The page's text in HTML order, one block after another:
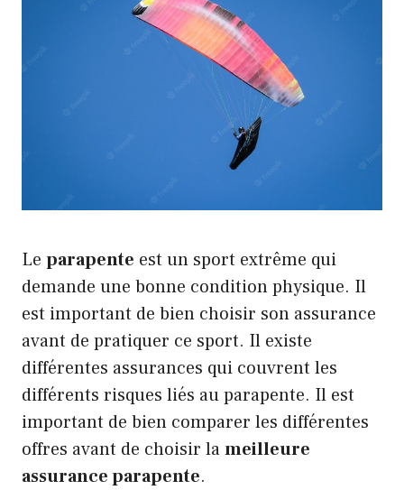
Le parapente est un sport extrême qui
demande une bonne condition physique. Il
est important de bien choisir son assurance
avant de pratiquer ce sport. Il existe
différentes assurances qui couvrent les
différents risques liés au parapente. Il est
important de bien comparer les différentes
offres avant de choisir lameilleure
assurance parapente.